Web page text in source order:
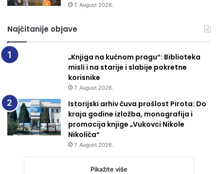
7. August 2026.
Najčitanije objave
„Knjiga na kućnom pragu“: Biblioteka
misli i na starije i slabije pokretne
korisnike
7. August 2026.
Istorijski arhiv čuva prošlost Pirota: Do
kraja godine izložba, monografija i
promocija knjige „Vukovci Nikole
Nikolića“
7. August 2026.
Pikažite više